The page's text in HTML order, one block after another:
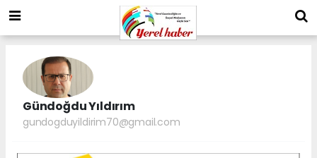
Gündoğdu Yıldırım
gundogduyildirim70@gmail.com